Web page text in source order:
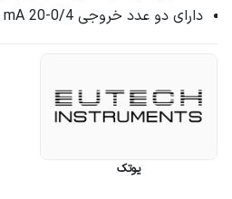
دارای دو عدد خروجی 0/4-20 mA ایزوله
یوتک